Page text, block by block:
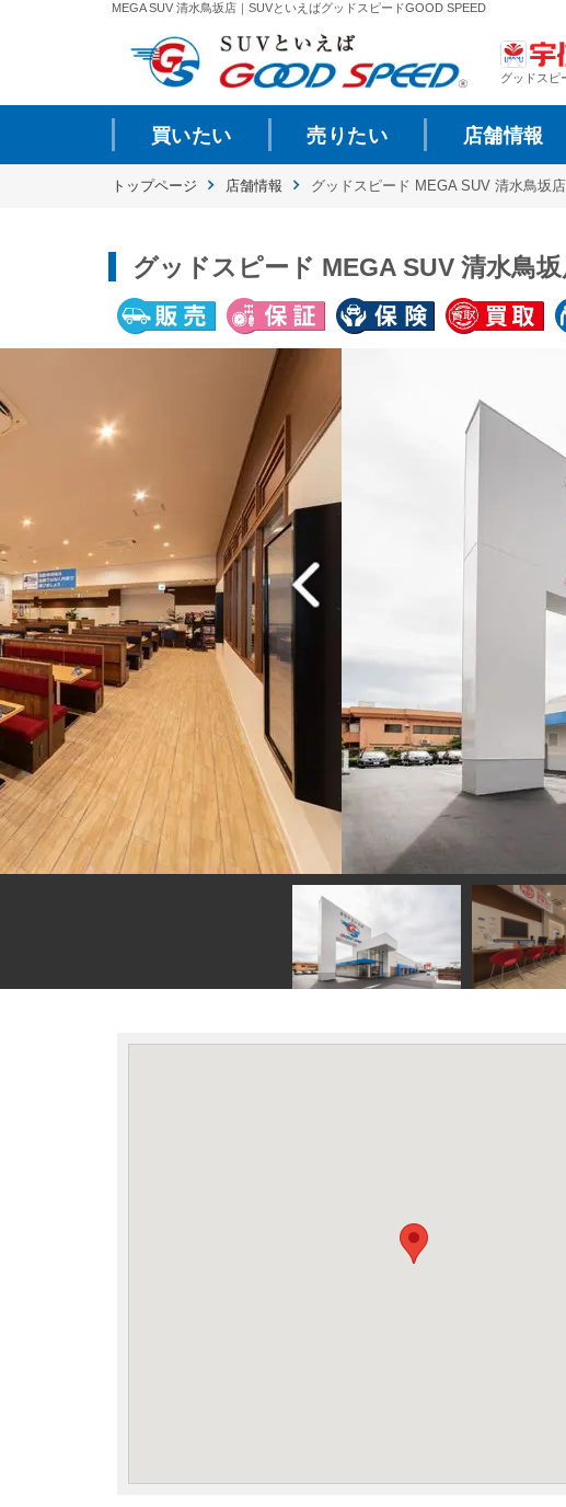
MEGA SUV 清水鳥坂店｜SUVといえばグッドスピードGOOD SPEED
グッドスピ
買いたい 売りたい 店舗情報
トップページ 店舗情報 グッドスピード MEGA SUV 清水鳥坂店
グッドスピード MEGA SUV 清水鳥
当社初の静岡県中部エリア
４日(土)オープン ！ 静清バ
変良い立地です。